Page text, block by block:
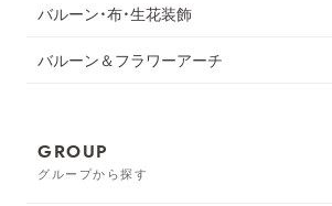
バルーン・布・生花装飾
バルーン＆フラワーアーチ
GROUP
グループから探す